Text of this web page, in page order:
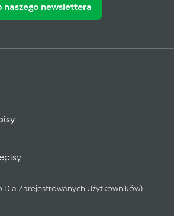
naszego newslettera
Dla Zarejestrowanych Użytkowników)